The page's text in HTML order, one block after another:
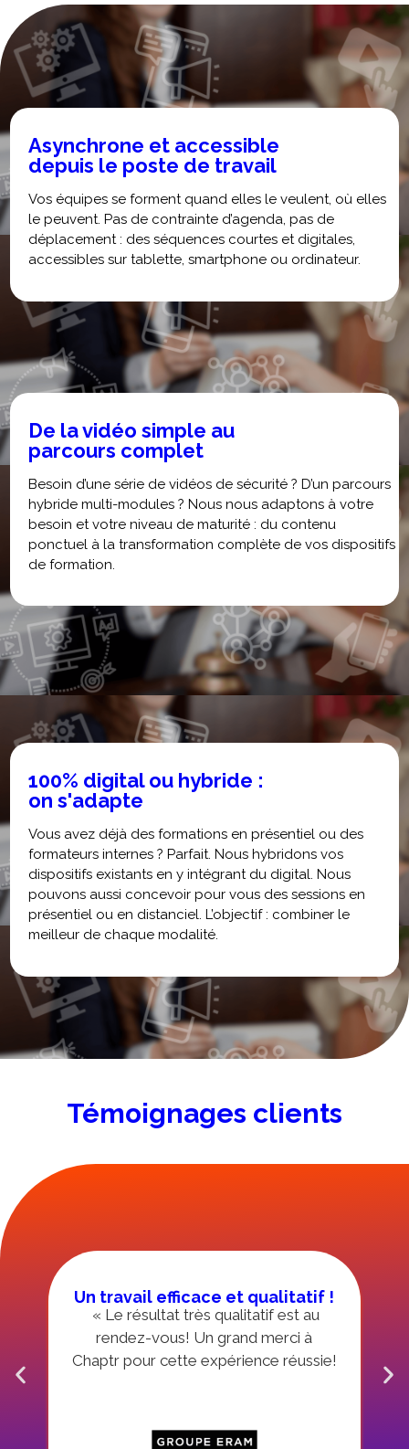
Asynchrone et accessible
depuis le poste de travail
Vos équipes se forment quand elles le veulent, où elles
le peuvent. Pas de contrainte d’agenda, pas de
déplacement : des séquences courtes et digitales,
accessibles sur tablette, smartphone ou ordinateur.
De la vidéo simple au
parcours complet
Besoin d’une série de vidéos de sécurité ? D’un parcours
hybride multi-modules ? Nous nous adaptons à votre
besoin et votre niveau de maturité : du contenu
ponctuel à la transformation complète de vos dispositifs
de formation.
100% digital ou hybride :
on s'adapte
Vous avez déjà des formations en présentiel ou des
formateurs internes ? Parfait. Nous hybridons vos
dispositifs existants en y intégrant du digital. Nous
pouvons aussi concevoir pour vous des sessions en
présentiel ou en distanciel. L’objectif : combiner le
meilleur de chaque modalité.
Témoignages clients
Un travail efficace et qualitatif !
« Le résultat très qualitatif est au
rendez-vous! Un grand merci à
Chaptr pour cette expérience réussie!